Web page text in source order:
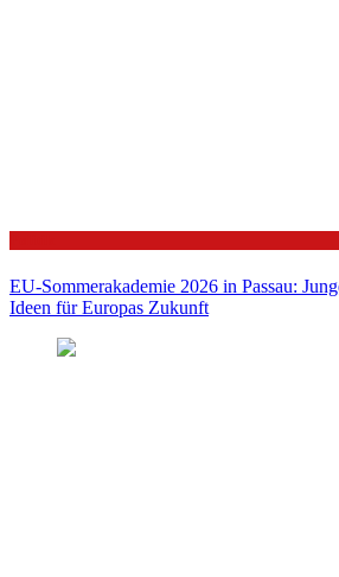
EU-Sommerakademie 2026 in Passau:
Ideen für Europas Zukunft